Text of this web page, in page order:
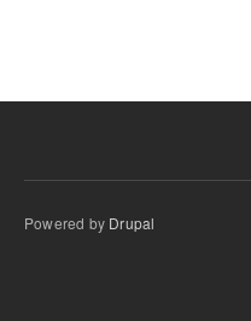
Powered by Drupal